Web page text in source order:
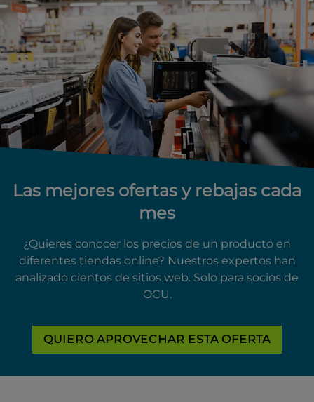
Las mejores ofertas y rebajas cada
mes
¿Quieres conocer los precios de un producto en
diferentes tiendas online? Nuestros expertos han
analizado cientos de sitios web. Solo para socios de
OCU.
QUIERO APROVECHAR ESTA OFERTA